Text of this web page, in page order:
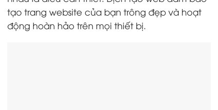
tạo trang website của bạn trông đẹp và hoạt
động hoàn hảo trên mọi thiết bị.